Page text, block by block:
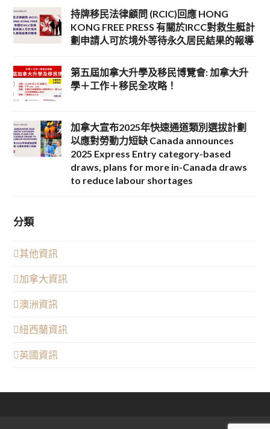
持牌移民法律顧問 (RCIC)回應 HONG
KONG FREE PRESS 有關於IRCC對救生艇計
劃申請人可於境外等待永久居民結果的報導
第五屆加拿大升學及移民博覽會: 加拿大升
學＋工作＋移民全攻略！
加拿大宣布2025年快速通道類別選拔計劃
以應對勞動力短缺 Canada announces
2025 Express Entry category-based
draws, plans for more in-Canada draws
to reduce labour shortages
分類
其他資訊
加拿大資訊
澳洲資訊
紐西蘭資訊
英國資訊